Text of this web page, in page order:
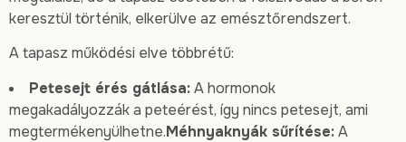
keresztül történik, elkerülve az emésztőrendszert.
A tapasz működési elve többrétű:
Petesejt érés gátlása:A hormonok
megakadályozzák a peteérést, így nincs petesejt, ami
megtermékenyülhetne.Méhnyaknyák sűrítése:A